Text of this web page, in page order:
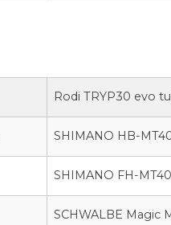
Rodi TRYP30 evo
SHIMANO HB-
SHIMANO FH-
SCHWALBE Magic